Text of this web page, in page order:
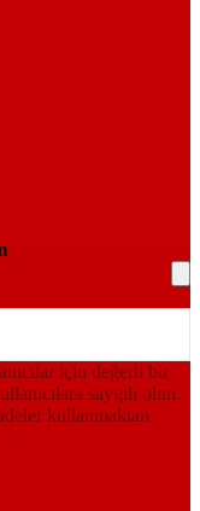
için değerli bir
saygılı olun.
kullanmaktan